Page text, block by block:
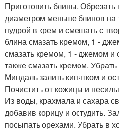
Приготовить блины. Обрезать
диаметром меньше блинов на
пудрой в крем и смешать с
блина смазать кремом, 1 -
смазать кремом, 1 - джемом и
также смазать кремом.
Миндаль залить кипятком и
Почистить от кожицы и
Из воды, крахмала и сахара
добавив корицу и остудить.
посыпать орехами. Убрать в